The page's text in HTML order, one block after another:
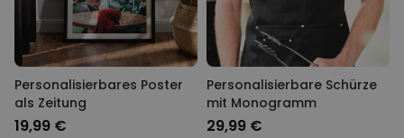
Personalisierbares Poster
als Zeitung
19,99 €
Personalisierbare Schürze
mit Monogramm
29,99 €